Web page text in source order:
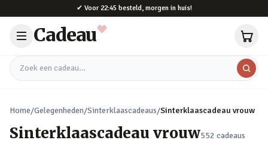
✔ Voor 22:45 besteld, morgen in huis!
Cadeau
Zoek een cadeau
Home/Gelegenheden/Sinterklaascadeaus/Sinterklaascadeau vrouw
Sinterklaascadeau vrouw552 cadeaus